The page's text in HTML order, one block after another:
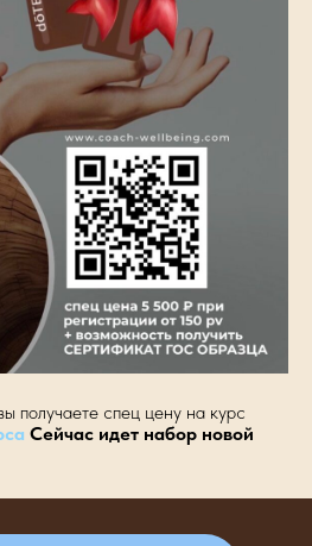
получаете спец цену на курс
Сейчас идет набор новой